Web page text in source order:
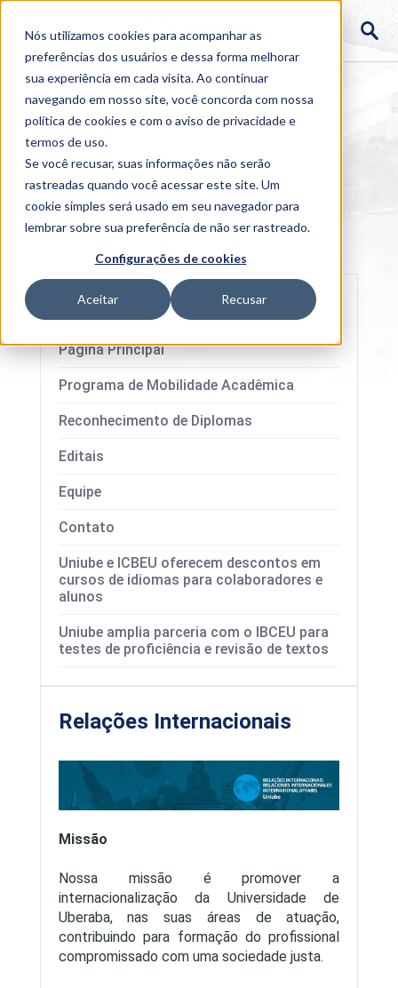
Nós utilizamos cookies para acompanhar as
preferências dos usuários e dessa forma melhorar
sua experiência em cada visita. Ao continuar
navegando em nosso site, você concorda com nossa
política de cookies e com o aviso deprivacidade e
termos de uso.
Se você recusar, suas informações não serão
rastreadas quando você acessar este site. Um
cookie simples será usado em seu navegador para
lembrar sobre sua preferência de não ser rastreado.
Configurações de cookies
Aceitar Recusar
Página Principal
Programa de Mobilidade Acadêmica
Reconhecimento de Diplomas
Editais
Equipe
Contato
Uniube e ICBEU oferecem descontos em
cursos de idiomas para colaboradores e
alunos
Uniube amplia parceria com o IBCEU para
testes de proficiência e revisão de textos
Relações Internacionais
Missão
Nossa missão é promover a
internacionalização da Universidade de
Uberaba, nas suas áreas de atuação,
contribuindo para formação do profissional
compromissado com uma sociedade justa.